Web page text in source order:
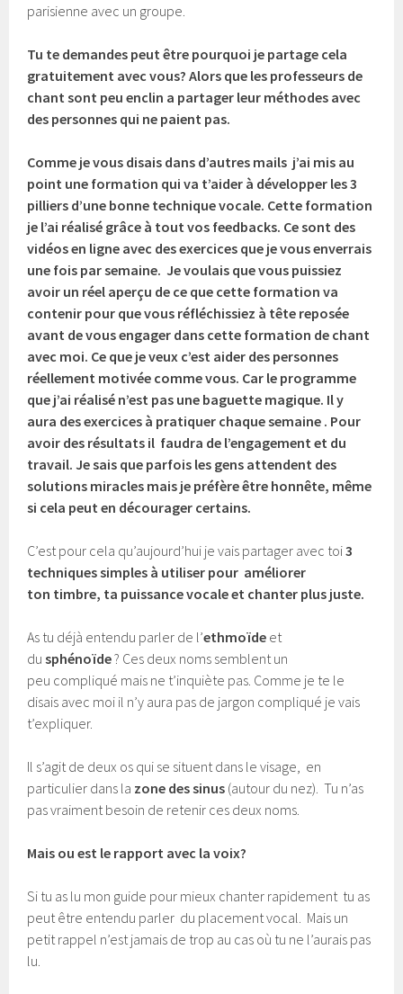
parisienne avec un groupe.
Tu te demandes peut être pourquoi je partage cela
gratuitement avec vous? Alors que les professeurs de
chant sont peu enclin a partager leur méthodes avec
des personnes qui ne paient pas.
Comme je vous disais dans d’autres mails j’ai mis au
point une formation qui va t’aider à développer les 3
pilliers d’une bonne technique vocale. Cette formation
je l’ai réalisé grâce à tout vos feedbacks. Ce sont des
vidéos en ligne avec des exercices que je vous enverrais
une fois par semaine. Je voulais que vous puissiez
avoir un réel aperçu de ce que cette formation va
contenir pour que vous réfléchissiez à tête reposée
avant de vous engager dans cette formation de chant
avec moi. Ce que je veux c’est aider des personnes
réellement motivée comme vous. Car le programme
que j’ai réalisé n’est pas une baguette magique. Il y
aura des exercices à pratiquer chaque semaine . Pour
avoir des résultats il faudra de l’engagement et du
travail. Je sais que parfois les gens attendent des
solutions miracles mais je préfère être honnête, même
si cela peut en décourager certains.
C’est pour cela qu’aujourd’hui je vais partager avec toi3
techniques simples à utiliser pour améliorer
ton timbre, ta puissance vocale et chanter plus juste.
As tu déjà entendu parler de l’ethmoïde et
dusphénoïde? Ces deux noms semblent un
peu compliqué mais ne t’inquiète pas. Comme je te le
disais avec moi il n’y aura pas de jargon compliqué je vais
t’expliquer.
​​Il s’agit de deux os qui se situent dans le visage, en
particulier dans la zone des sinus ​ (autour du nez). Tu n’as
pas vraiment besoin de retenir ces deux noms.
Mais ou est le rapport avec la voix?
Si tu as lu mon guide pour mieux chanter rapidement tu as
peut être entendu parler du placement vocal. Mais un
petit rappel n’est jamais de trop au cas où tu ne l’aurais pas
lu.